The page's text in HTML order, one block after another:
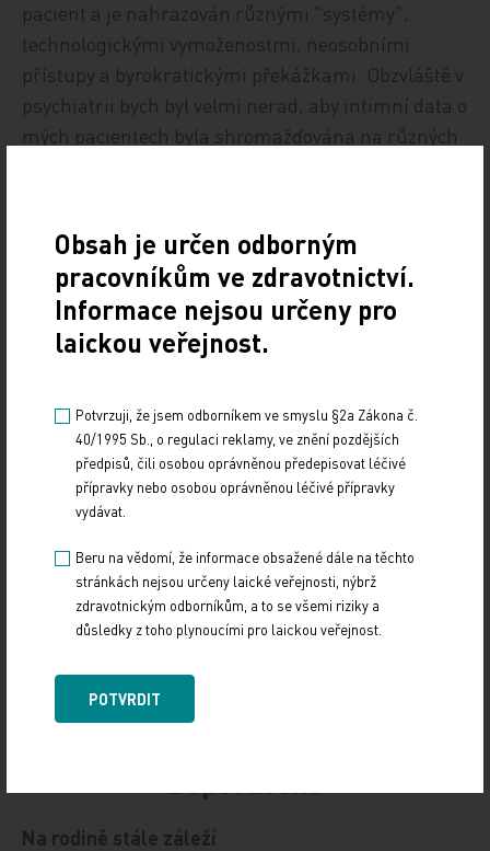
pacient a je nahrazován různými "systémy",
technologickými vymoženostmi, neosobními
přístupy a byrokratickými překážkami. Obzvláště v
psychiatrii bych byl velmi nerad, aby intimní data o
mých pacientech byla shromažďována na různých
Povinné, pouze elektronické recepty dle mého
zjištění nejsou zavedeny v Británii, Spojených
státech, Německu, Rakousku ani na Slovensku.
Nejsme dost bohatá země na to, aby bylo Česko
David Vaněk, psychiatr
KOMENTÁŘE A NÁZORY
Sdílejte článek
Na rodině stále záleží
Obsah je určen odborným
pracovníkům ve zdravotnictví.
Informace nejsou určeny pro
laickou veřejnost.
Potvrzuji, že jsem odborníkem ve smyslu §2a Zákona č.
40/1995 Sb., o regulaci reklamy, ve znění pozdějších
předpisů, čili osobou oprávněnou předepisovat léčivé
přípravky nebo osobou oprávněnou léčivé přípravky
vydávat.
Beru na vědomí, že informace obsažené dále na těchto
stránkách nejsou určeny laické veřejnosti, nýbrž
zdravotnickým odborníkům, a to se všemi riziky a
důsledky z toho plynoucími pro laickou veřejnost.
POTVRDIT